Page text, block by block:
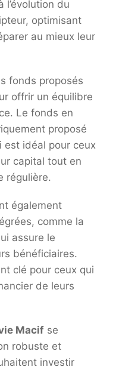
l’évolution du
optimisant
au mieux leur
fonds proposés
offrir un équilibre
Le fonds en
proposé
est idéal pour ceux
capital tout en
régulière.
également
comme la
assure le
bénéficiaires.
clé pour ceux qui
de leurs
Macif se
robuste et
investir